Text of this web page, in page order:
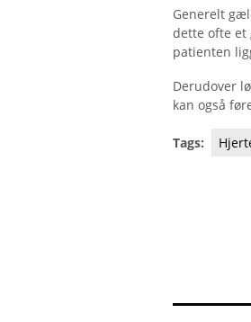
Generelt
dette ofte et
patienten
Derudover
kan også
Tags: